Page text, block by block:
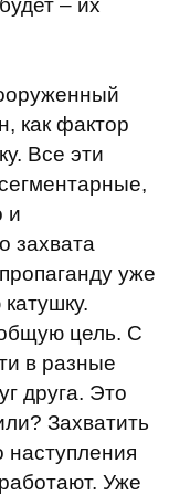
– их
как фактор
Все эти
и
захвата
уже
цель. С
в разные
друга. Это
Захватить
наступления
Уже